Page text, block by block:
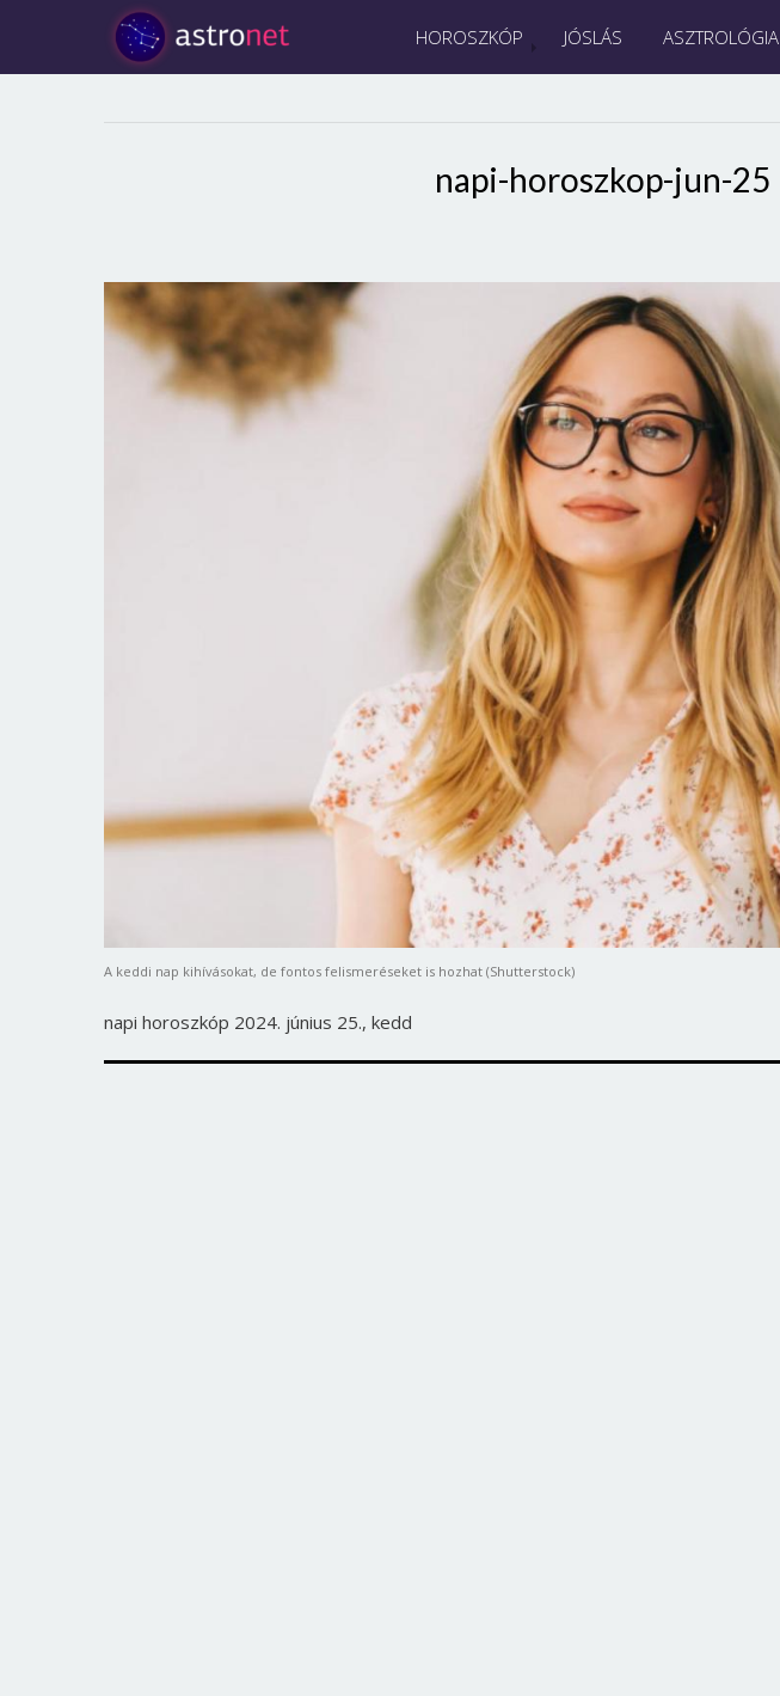
HOROSZKÓP JÓSLÁS ASZTROLÓGIA
napi-horoszkop-jun-25
A keddi nap kihívásokat, de fontos felismeréseket is hozhat (Shutterstock)
napi horoszkóp 2024. június 25., kedd